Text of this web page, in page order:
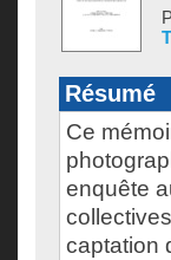
Résumé
Ce
enquête
captation